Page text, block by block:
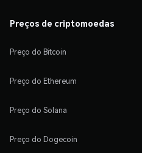
Preços de criptomoedas
Preço do Bitcoin
Preço do Ethereum
Preço do Solana
Preço do Dogecoin